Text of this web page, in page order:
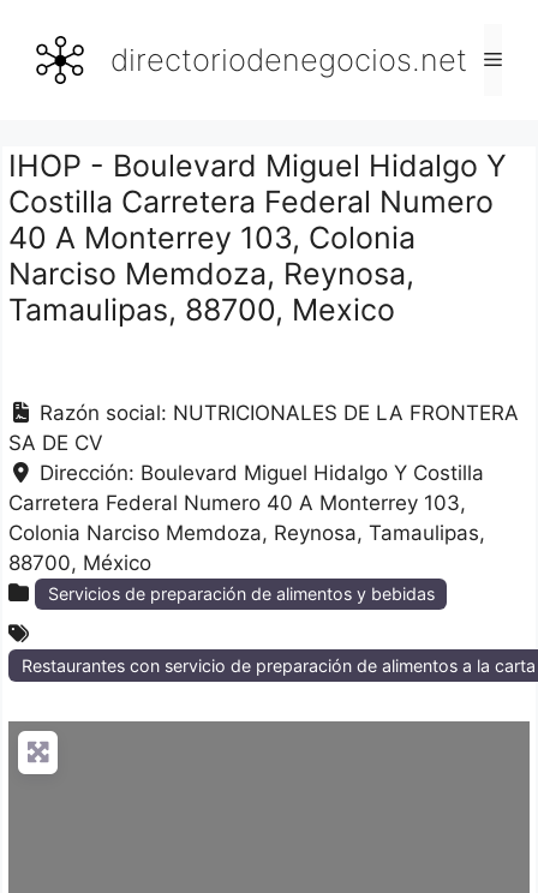
contenido
directoriodenegocios.net
IHOP - Boulevard Miguel Hidalgo Y
Costilla Carretera Federal Numero
40 A Monterrey 103, Colonia
Narciso Memdoza, Reynosa,
Tamaulipas, 88700, Mexico
Razón social: NUTRICIONALES DE LA FRONTERA
SA DE CV
Dirección: Boulevard Miguel Hidalgo Y Costilla
Carretera Federal Numero 40 A Monterrey 103,
Colonia Narciso Memdoza Reynosa Tamaulipas
88700 México
Servicios de preparación de alimentos y bebidas
Restaurantes con servicio de preparación de alimentos a la